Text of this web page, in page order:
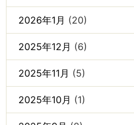
2026年1月 (20)
2025年12月 (6)
2025年11月 (5)
2025年10月 (1)